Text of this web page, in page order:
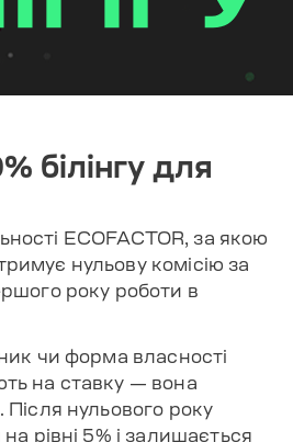
білінгу для
ECOFACTOR, за якою
нульову комісію за
року роботи в
чи форма власності
на ставку — вона
Після нульового року
на рівні 5% і залишається